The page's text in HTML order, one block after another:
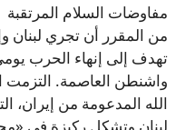
مفاوضات السلام المرتقبة
من المقرر أن تجري لبنان
تهدف إلى إنهاء الحرب
واشنطن العاصمة. التزمت
الله المدعومة من إيران،
لبنان وتشكل ركيزة في